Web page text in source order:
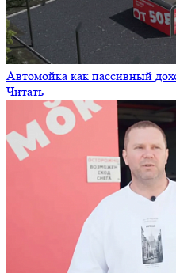
Автомойка как пассивный
Читать